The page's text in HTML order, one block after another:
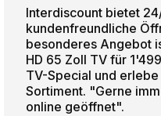
Interdiscount bietet
kundenfreundliche
besonderes Angebot
HD 65 Zoll TV für
TV-Special und
Sortiment. "Gerne
online geöffnet".